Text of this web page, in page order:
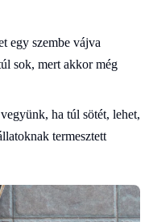
egy szembe vájva
sok, mert akkor még
ha túl sötét, lehet,
termesztett